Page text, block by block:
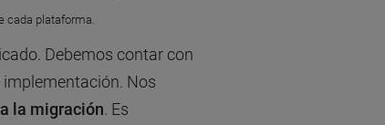
cada plataforma.
Debemos contar con
implementación. Nos
la migración . Es